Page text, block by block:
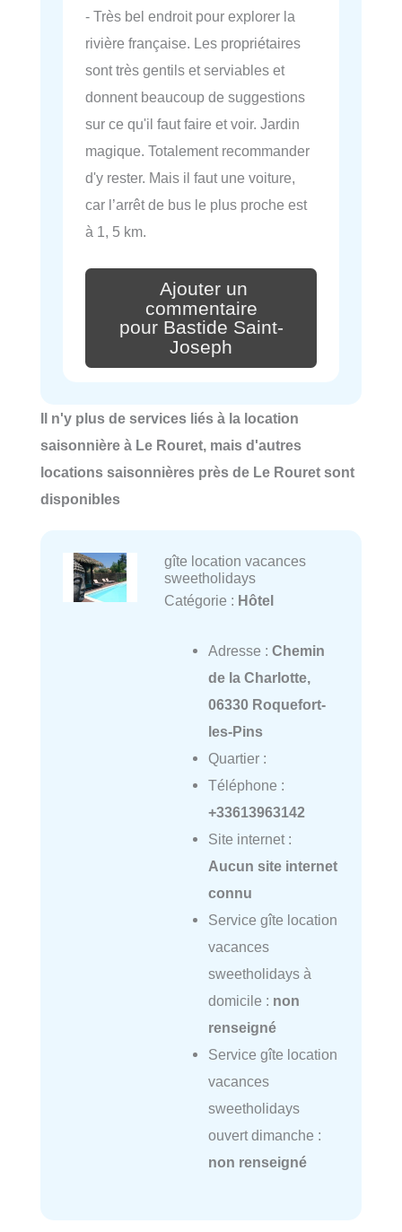
- Très bel endroit pour explorer la
rivière française. Les propriétaires
sont très gentils et serviables et
donnent beaucoup de suggestions
sur ce qu'il faut faire et voir. Jardin
magique. Totalement recommander
d'y rester. Mais il faut une voiture,
car l’arrêt de bus le plus proche est
à 1, 5 km.
Ajouter un
commentaire
pour Bastide Saint-
Joseph
Il n'y plus de services liés à la location
saisonnière à Le Rouret, mais d'autres
locations saisonnières près de Le Rouret sont
disponibles
gîte location vacances
sweetholidays
Catégorie : Hôtel
Adresse : Chemin
de la Charlotte,
06330 Roquefort-
les-Pins
Quartier :
Téléphone :
+33613963142
Site internet :
Aucun site internet
connu
Service gîte location
vacances
sweetholidays à
domicile : non
renseigné
Service gîte location
vacances
sweetholidays
ouvert dimanche :
non renseigné